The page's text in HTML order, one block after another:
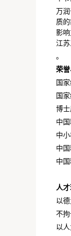
万
质
影
江
。
荣
国
国
博
中
中
中
中
人
以
不
以